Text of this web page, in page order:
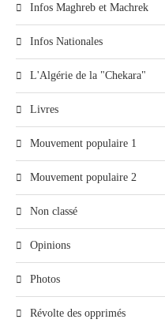
Infos Maghreb et Machrek
Infos Nationales
L'Algérie de la "Chekara"
Livres
Mouvement populaire 1
Mouvement populaire 2
Non classé
Opinions
Photos
Révolte des opprimés